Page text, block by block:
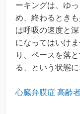
ーキングは、ゆ
め、終わるとき
は呼吸の速度と
になってはいけ
り、ペースを落
る、という状態
心臓弁膜症 高齢